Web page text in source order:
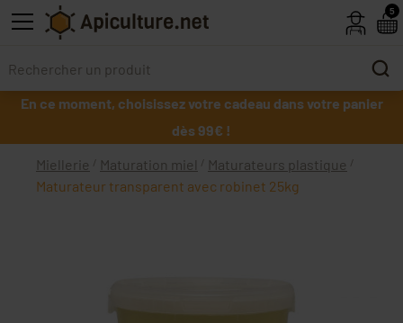
Skip to main content
En ce moment, choisissez votre cadeau dans votre panier
dès 99€ !
Miellerie Maturation miel
Maturateurs plastique
Maturateur transparent avec robinet 25kg
5